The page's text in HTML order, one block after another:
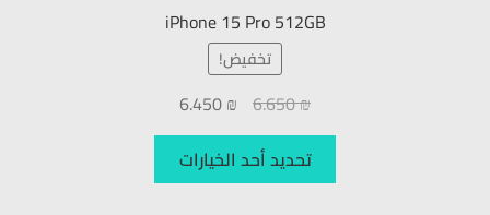
iPhone 15 Pro 512GB
تخفيض!
6.650₪
6.450₪
تحديد أحد الخيارات